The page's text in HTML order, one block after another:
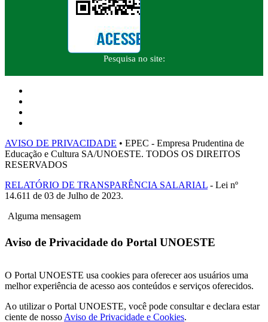
Pesquisa no site:
AVISO DE PRIVACIDADE • EPEC - Empresa Prudentina de
Educação e Cultura SA/UNOESTE. TODOS OS DIREITOS
RESERVADOS
RELATÓRIO DE TRANSPARÊNCIA SALARIAL - Lei nº
14.611 de 03 de Julho de 2023.
Alguma mensagem
Aviso de Privacidade do Portal UNOESTE
O Portal UNOESTE usa cookies para oferecer aos usuários uma
melhor experiência de acesso aos conteúdos e serviços oferecidos.
Ao utilizar o Portal UNOESTE, você pode consultar e declara estar
ciente de nosso Aviso de Privacidade e Cookies.